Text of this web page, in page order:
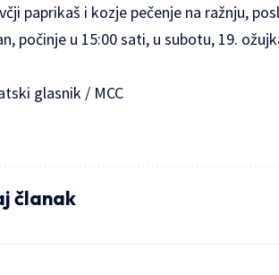
paprikaš i kozje pečenje na ražnju,
počinje u 15:00 sati, u subotu, 19.
glasnik / MCC
članak